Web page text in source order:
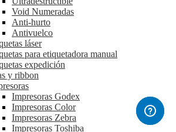
Void Numeradas
Anti-hurto
Antivuelco
láser
para etiquetadora manual
expedición
y ribbon
Impresoras Godex
Impresoras Color
Impresoras Zebra
Impresoras Toshiba